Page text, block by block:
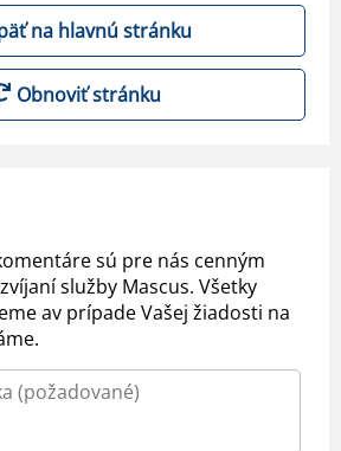
na hlavnú stránku
Obnoviť stránku
sú pre nás cenným
služby Mascus. Všetky
av prípade Vašej žiadosti na